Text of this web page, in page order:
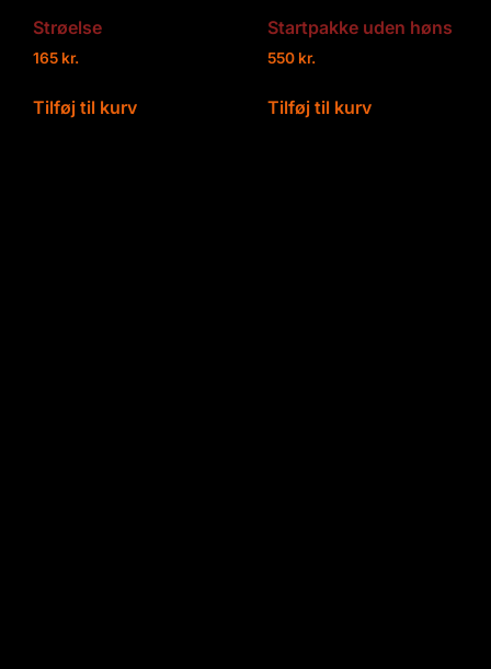
Strøelse
165 kr.
Tilføj til kurv
Startpakke uden høns
550 kr.
Tilføj til kurv